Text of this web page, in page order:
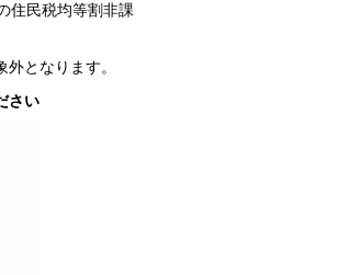
住民税均等割非課
となります。
さい